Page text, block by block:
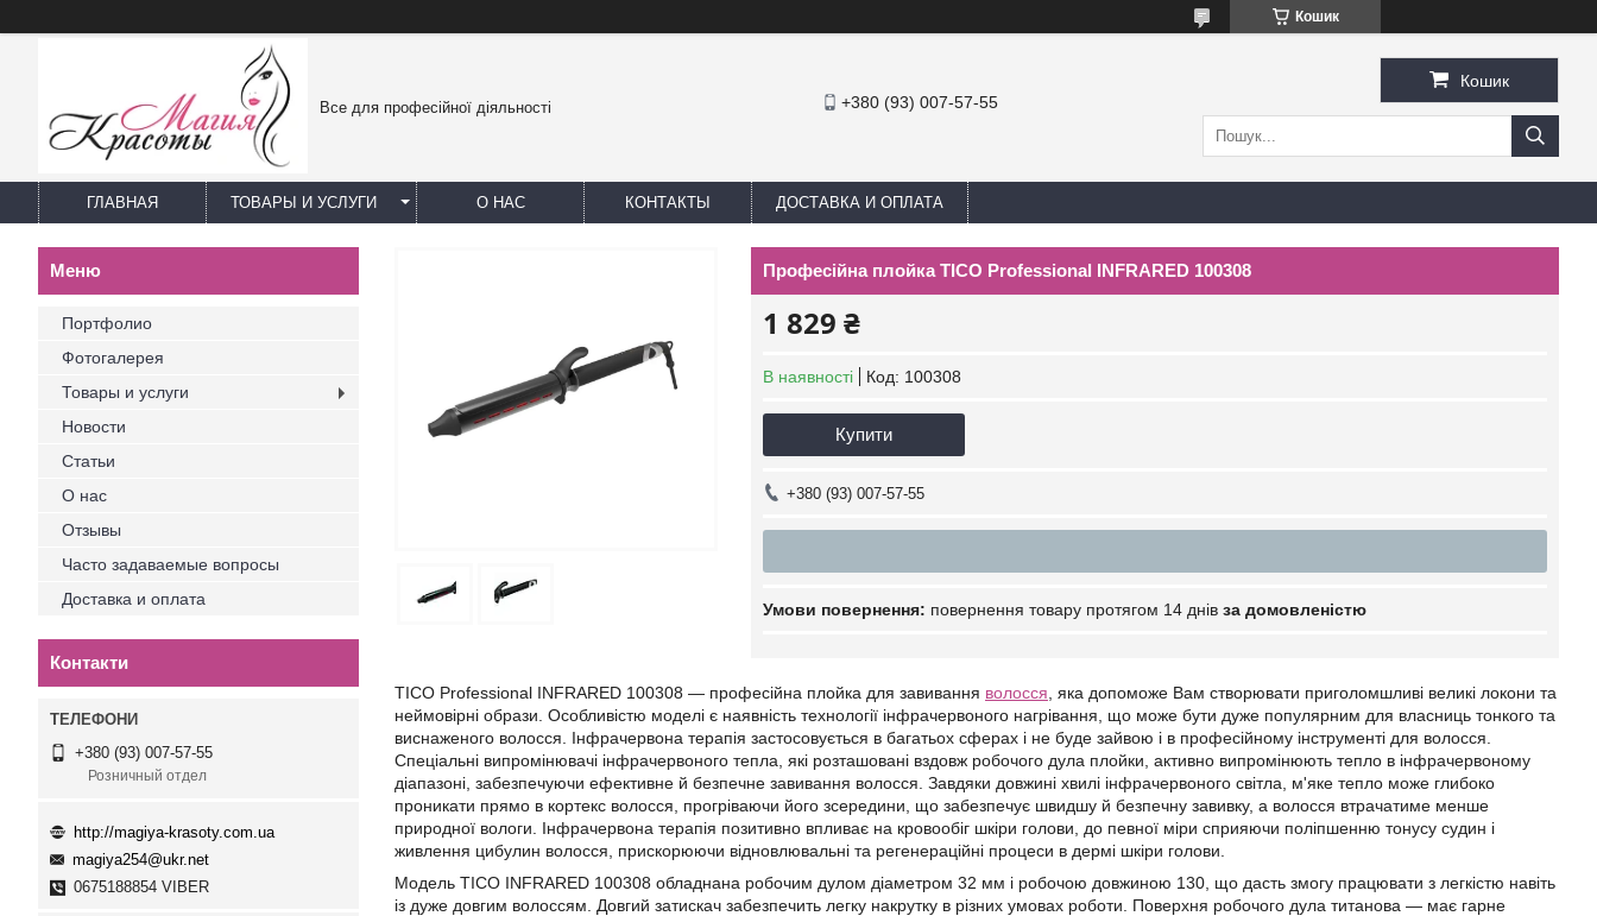
Кошик
Все для професійної діяльності +380 (93) 007-57-55
Кошик
ГЛАВНАЯ ТОВАРЫ И УСЛУГИ О НАС КОНТАКТЫ ДОСТАВКА И ОПЛАТА
Професійна плойка TICO Professional INFRARED 100308
1 829 ₴
В наявності Код: 100308
Купити
+380 (93) 007-57-55
повернення товару протягом 14 днів за домовленістю
TICO Professional INFRARED 100308 — професійна плойка для завивання волосся , яка допоможе Вам створювати приголомшливі великі локони та
неймовірні образи. Особливістю моделі є наявність технології інфрачервоного нагрівання, що може бути дуже популярним для власниць тонкого та
виснаженого волосся. Інфрачервона терапія застосовується в багатьох сферах і не буде зайвою і в професійному інструменті для волосся.
Спеціальні випромінювачі інфрачервоного тепла, які розташовані вздовж робочого дула плойки, активно випромінюють тепло в інфрачервоному
діапазоні, забезпечуючи ефективне й безпечне завивання волосся. Завдяки довжині хвилі інфрачервоного світла, м'яке тепло може глибоко
проникати прямо в кортекс волосся, прогріваючи його зсередини, що забезпечує швидшу й безпечну завивку, а волосся втрачатиме менше
природної вологи. Інфрачервона терапія позитивно впливає на кровообіг шкіри голови, до певної міри сприяючи поліпшенню тонусу судин і
живлення цибулин волосся, прискорюючи відновлювальні та регенераційні процеси в дермі шкіри голови.
Модель TICO INFRARED 100308 обладнана робочим дулом діаметром 32 мм і робочою довжиною 130, що дасть змогу працювати з легкістю навіть
із дуже довгим волоссям. Довгий затискач забезпечить легку накрутку в різних умовах роботи. Поверхня робочого дула титанова — має гарне
Портфолио
Фотогалерея
Товары и услуги
Новости
Статьи
О нас
Отзывы
Часто задаваемые вопросы
Доставка и оплата
Контакти
+380 (93) 007-57-55
Розничный отдел
http://magiya-krasoty.com.ua
magiya254@ukr.net
0675188854 VIBER